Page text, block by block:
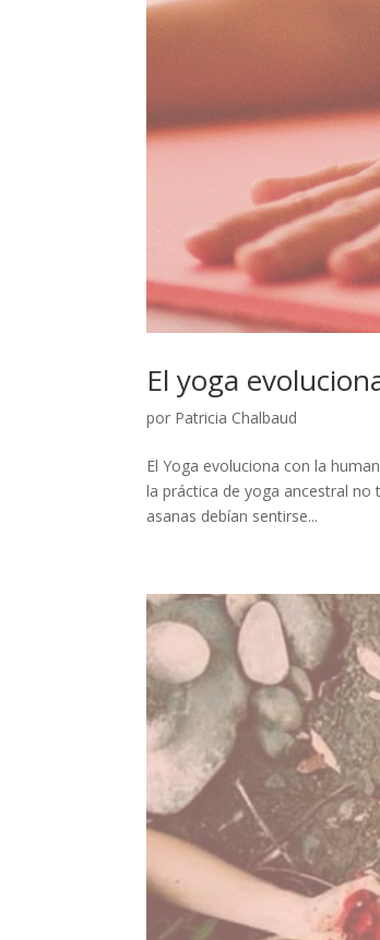
El yoga
por Patricia Chalbaud
El Yoga evoluciona con la
la práctica de yoga ancestral
asanas debían sentirse...